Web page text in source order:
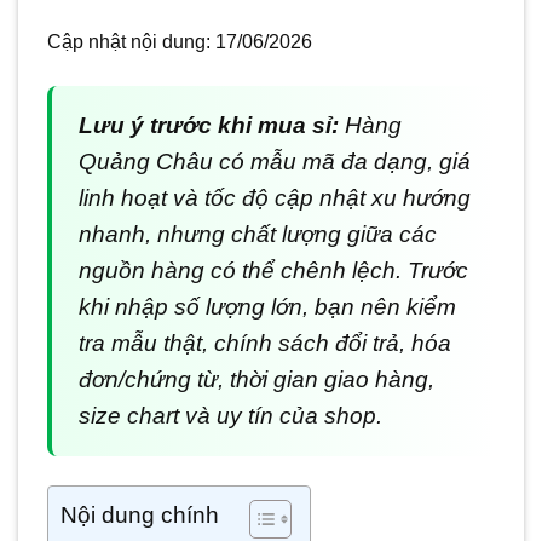
Cập nhật nội dung: 17/06/2026
Lưu ý trước khi mua sỉ: Hàng
Quảng Châu có mẫu mã đa dạng, giá
linh hoạt và tốc độ cập nhật xu hướng
nhanh, nhưng chất lượng giữa các
nguồn hàng có thể chênh lệch. Trước
khi nhập số lượng lớn, bạn nên kiểm
tra mẫu thật, chính sách đổi trả, hóa
đơn/chứng từ, thời gian giao hàng,
size chart và uy tín của shop.
Nội dung chính